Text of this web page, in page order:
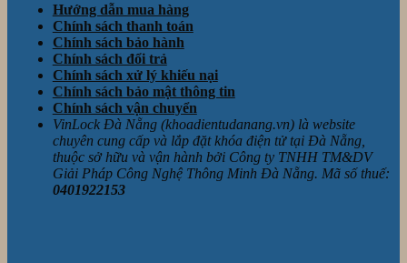
Hướng dẫn mua hàng
Chính sách thanh toán
Chính sách bảo hành
Chính sách đổi trả
Chính sách xử lý khiếu nại
Chính sách bảo mật thông tin
Chính sách vận chuyển
VinLock Đà Nẵng (khoadientudanang.vn) là website
chuyên cung cấp và lắp đặt khóa điện tử tại Đà Nẵng,
thuộc sở hữu và vận hành bởi Công ty TNHH TM&DV
Giải Pháp Công Nghệ Thông Minh Đà Nẵng. Mã số thuế:
0401922153